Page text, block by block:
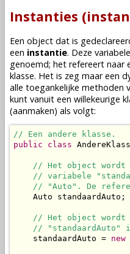
Instanties
Een object dat is
een instantie. Deze variabele
genoemd; het refereert naar
klasse. Het is zeg maar een
alle toegankelijke methoden
kunt vanuit een willekeurige
(aanmaken) als volgt:
// Een andere klasse.
public
class
// Het object wordt
// variabele
// "Auto". De
    Auto standaardAuto;
// Het object wordt
// "standaardAuto"
    standaardAuto =
new